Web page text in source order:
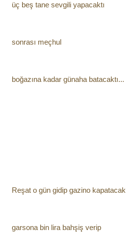
üç beş tane sevgili yapacaktı
sonrası meçhul
boğazına kadar günaha batacaktı...
Reşat o gün gidip gazino kapatacak
garsona bin lira bahşiş verip